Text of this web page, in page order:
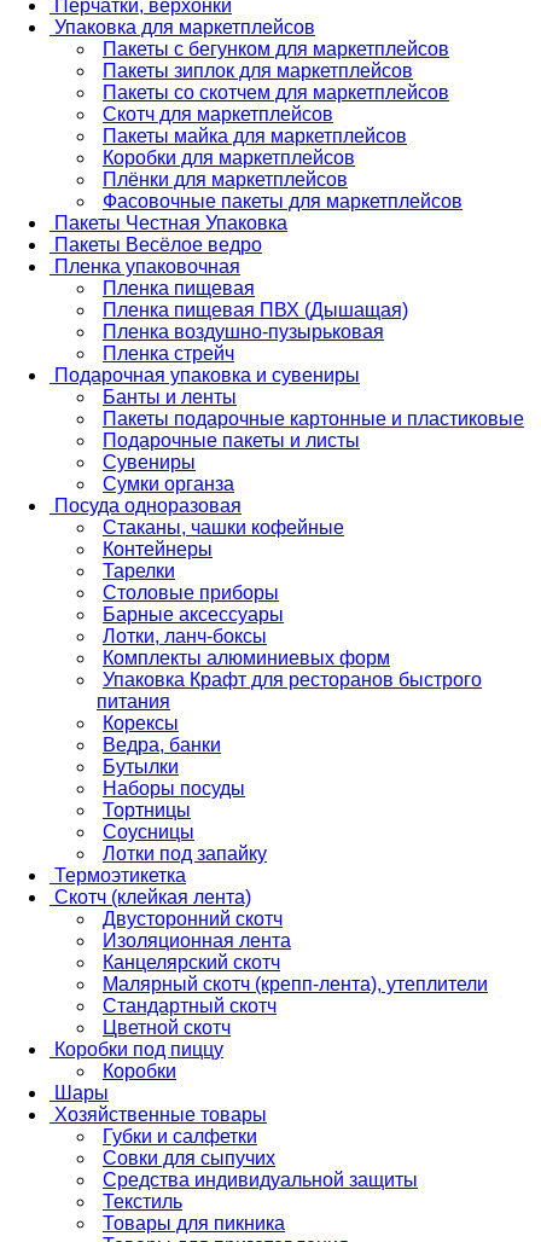
Перчатки, верхонки
Упаковка для маркетплейсов
Пакеты с бегунком для маркетплейсов
Пакеты зиплок для маркетплейсов
Пакеты со скотчем для маркетплейсов
Скотч для маркетплейсов
Пакеты майка для маркетплейсов
Коробки для маркетплейсов
Плёнки для маркетплейсов
Фасовочные пакеты для маркетплейсов
Пакеты Честная Упаковка
Пакеты Весёлое ведро
Пленка упаковочная
Пленка пищевая
Пленка пищевая ПВХ (Дышащая)
Пленка воздушно-пузырьковая
Пленка стрейч
Подарочная упаковка и сувениры
Банты и ленты
Пакеты подарочные картонные и пластиковые
Подарочные пакеты и листы
Сувениры
Сумки органза
Посуда одноразовая
Стаканы, чашки кофейные
Контейнеры
Тарелки
Столовые приборы
Барные аксессуары
Лотки, ланч-боксы
Комплекты алюминиевых форм
Упаковка Крафт для ресторанов быстрого
питания
Корексы
Ведра, банки
Бутылки
Наборы посуды
Тортницы
Соусницы
Лотки под запайку
Термоэтикетка
Скотч (клейкая лента)
Двусторонний скотч
Изоляционная лента
Канцелярский скотч
Малярный скотч (крепп-лента), утеплители
Стандартный скотч
Цветной скотч
Коробки под пиццу
Коробки
Шары
Хозяйственные товары
Губки и салфетки
Совки для сыпучих
Средства индивидуальной защиты
Текстиль
Товары для пикника